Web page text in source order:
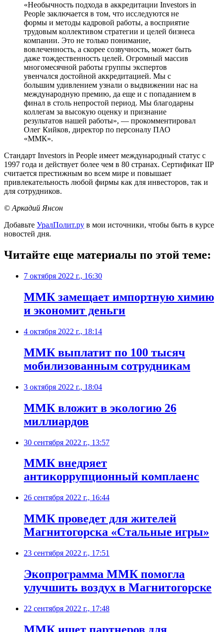
«Необычность подхода в аккредитации Investors in
People заключается в том, что исследуются не
формы и методы кадровой работы, а восприятие
трудовым коллективом стратегии и целей бизнеса
компании. Это не только понимание,
вовлеченность, а скорее созвучность, может быть
даже тождественность целей. Огромный массив
многомесячной работы группы экспертов
увенчался достойной аккредитацией. Мы с
большим удивлением узнали о выдвижении нас на
международную премию, да еще и с попаданием в
финал в столь непростой период. Мы благодарны
коллегам за высокую оценку и признание
результатов нашей работы», — прокомментировал
Олег Кийков, директор по персоналу ПАО
«ММК».
Стандарт Investors in People имеет международный статус с
1997 года и действует более чем в 80 странах. Сертификат IIP
считается престижным во всем мире и повышает
привлекательность любой фирмы как для инвесторов, так и
для сотрудников.
© Аркадий Янсон
Добавьте УралПолит.ру в мои источники, чтобы быть в курсе
новостей дня.
Читайте еще материалы по этой теме:
7 октября 2022 г., 16:30
ММК замещает импортную химию
и экономит деньги
4 октября 2022 г., 18:14
ММК выплатит по 100 тысяч
мобилизованным сотрудникам
3 октября 2022 г., 18:04
ММК вложит в экологию 26
миллиардов
30 сентября 2022 г., 13:57
ММК внедряет
антикоррупционный комплаенс
26 сентября 2022 г., 16:44
ММК проведет для жителей
Магнитогорска «Стальные игры»
23 сентября 2022 г., 17:51
Экопрограмма ММК помогла
улучшить воздух в Магнитогорске
22 сентября 2022 г., 17:48